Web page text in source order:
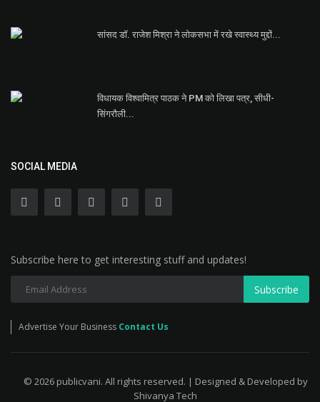
सांसद डॉ. राजेश मिश्रा ने लोकसभा में रखे स्वास्थ्य मुद्दों...
विधायक विश्वामित्र पाठक ने PM को लिखा पत्र, सीधी-
सिंगरौली...
SOCIAL MEDIA
Subscribe here to get interesting stuff and updates!
Subscribe
Advertise Your Business Contact Us
© 2026 publicvani. All rights reserved. | Designed & Developed by
Shivanya Tech